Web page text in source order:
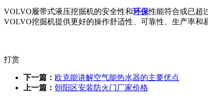
VOLVO履带式液压挖掘机的安全性和环保性能符合或已超
VOLVO挖掘机提供更好的操作舒适性、可靠性、生产率
打赏
下一篇： 欧克能讲解空气能热水器的主要优点
上一篇： 朝阳区安装防火门厂家价格